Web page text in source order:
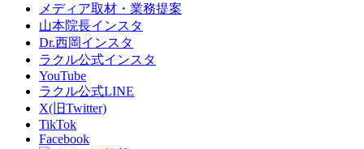
メディア取材・業務提案
山本院長インスタ
Dr.西岡インスタ
ラクル公式インスタ
YouTube
ラクル公式LINE
X(旧Twitter)
TikTok
Facebook